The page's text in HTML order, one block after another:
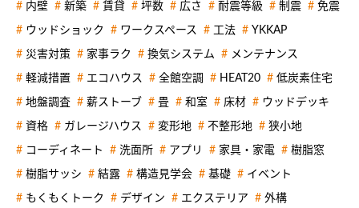
内壁 新築 賃貸 坪数 広さ 耐震等級 制震 免震
ウッドショック ワークスペース 工法 YKKAP
災害対策 家事ラク 換気システム メンテナンス
軽減措置 エコハウス 全館空調 HEAT20 低炭素住宅
地盤調査 薪ストーブ 畳 和室 床材 ウッドデッキ
資格 ガレージハウス 変形地 不整形地 狭小地
コーディネート 洗面所 アプリ 家具・家電 樹脂窓
樹脂サッシ 結露 構造見学会 基礎 イベント
もくもくトーク デザイン エクステリア 外構